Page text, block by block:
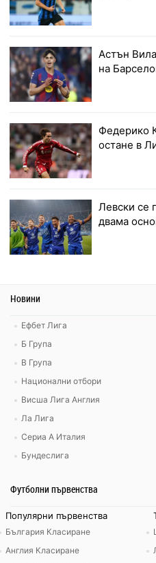
Астън
на
Федерико
остане в
Левски се
двама
Новини
Ефбет Лига
Б Група
В Група
Национални отбори
Висша Лига Англия
Ла Лига
Сериа А Италия
Бундеслига
Футболни първенства
Популярни първенства
България Класиране
Англия Класиране